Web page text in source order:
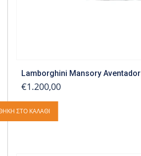
Lamborghini Mansory Aventador
€1.200,00
ΣΤΟ ΚΑΛΆΘΙ